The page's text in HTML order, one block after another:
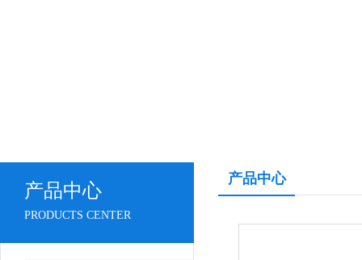
产品中心
PRODUCTS CENTER
产品中心